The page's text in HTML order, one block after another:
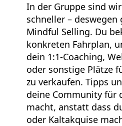
In der Gruppe sind
schneller – deswegen
Mindful Selling. Du
konkreten Fahrplan,
dein 1:1-Coaching,
oder sonstige Plätze
zu verkaufen. Tipps
deine Community für
macht, anstatt dass
oder Kaltakquise